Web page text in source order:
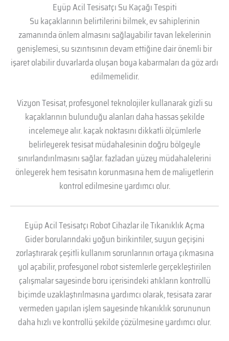
Eyüp Acil Tesisatçı Su Kaçağı Tespiti
Su kaçaklarının belirtilerini bilmek, ev sahiplerinin
zamanında önlem almasını sağlayabilir tavan lekelerinin
genişlemesi, su sızıntısının devam ettiğine dair önemli bir
işaret olabilir duvarlarda oluşan boya kabarmaları da göz ardı
edilmemelidir.
Vizyon Tesisat, profesyonel teknolojiler kullanarak gizli su
kaçaklarının bulunduğu alanları daha hassas şekilde
incelemeye alır. kaçak noktasını dikkatli ölçümlerle
belirleyerek tesisat müdahalesinin doğru bölgeyle
sınırlandırılmasını sağlar. fazladan yüzey müdahalelerini
önleyerek hem tesisatın korunmasına hem de maliyetlerin
kontrol edilmesine yardımcı olur.
Eyüp Acil Tesisatçı Robot Cihazlar ile Tıkanıklık Açma
Gider borularındaki yoğun birikintiler, suyun geçişini
zorlaştırarak çeşitli kullanım sorunlarının ortaya çıkmasına
yol açabilir, profesyonel robot sistemlerle gerçekleştirilen
çalışmalar sayesinde boru içerisindeki atıkların kontrollü
biçimde uzaklaştırılmasına yardımcı olarak, tesisata zarar
vermeden yapılan işlem sayesinde tıkanıklık sorununun
daha hızlı ve kontrollü şekilde çözülmesine yardımcı olur.